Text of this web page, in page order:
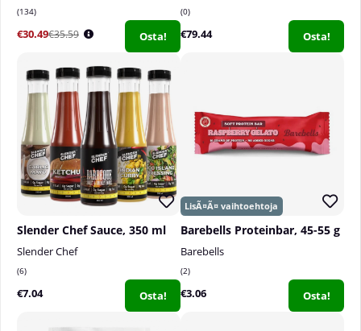
134
€30.49€35.59 Osta!
0
€79.44 Osta!
Slender Chef Sauce, 350 ml
Slender Chef
6
€7.04 Osta!
Barebells Proteinbar, 45-55 g
Barebells
2
€3.06 Osta!